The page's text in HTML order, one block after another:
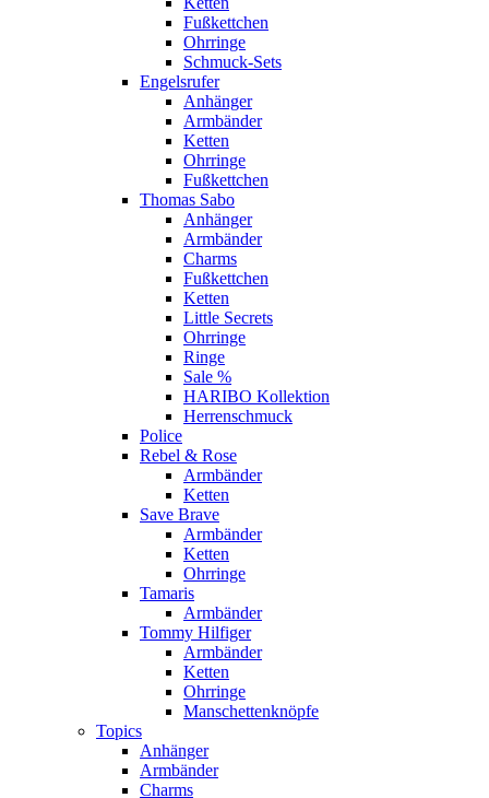
Fußkettchen
Ohrringe
Schmuck-Sets
Engelsrufer
Anhänger
Armbänder
Ketten
Ohrringe
Fußkettchen
Thomas Sabo
Anhänger
Armbänder
Charms
Fußkettchen
Ketten
Little Secrets
Ohrringe
Ringe
Sale %
HARIBO Kollektion
Herrenschmuck
Police
Rebel & Rose
Armbänder
Ketten
Save Brave
Armbänder
Ketten
Ohrringe
Tamaris
Armbänder
Tommy Hilfiger
Armbänder
Ketten
Ohrringe
Manschettenknöpfe
Topics
Anhänger
Armbänder
Charms